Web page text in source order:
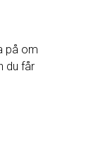
på om
du får